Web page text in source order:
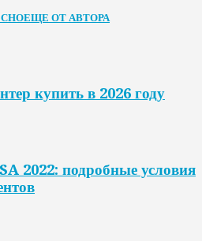
ЕЩЕ ОТ АВТОРА
купить в 2026 году
2022: подробные условия